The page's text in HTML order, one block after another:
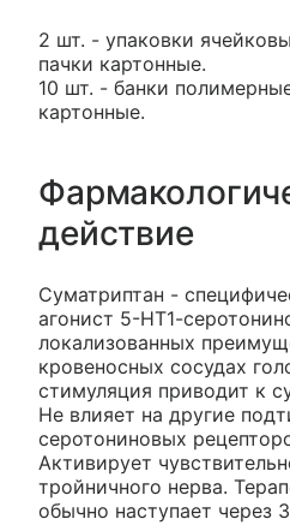
2 шт. - упаковки
пачки картонные.
10 шт. - банки
картонные.
действие
Суматриптан -
агонист 5-НТ1-
локализованных
кровеносных сосудах
стимуляция приводит к
Не влияет на другие
серотониновых
Активирует
тройничного нерва.
обычно наступает через